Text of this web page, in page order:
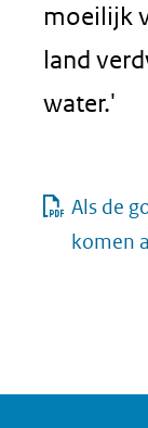
moeilijk
land
water.'
Als de
komen